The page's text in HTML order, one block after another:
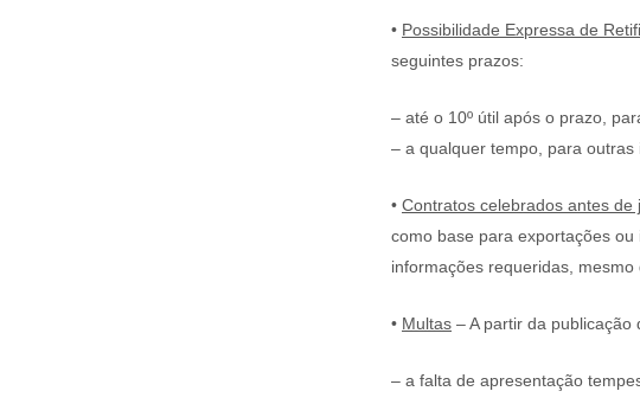
• Possibilidade Expressa de
seguintes prazos:
– até o 10º útil após o prazo,
– a qualquer tempo, para outras
• Contratos celebrados antes de
como base para exportações
informações requeridas,
• Multas – A partir da publicação
– a falta de apresentação